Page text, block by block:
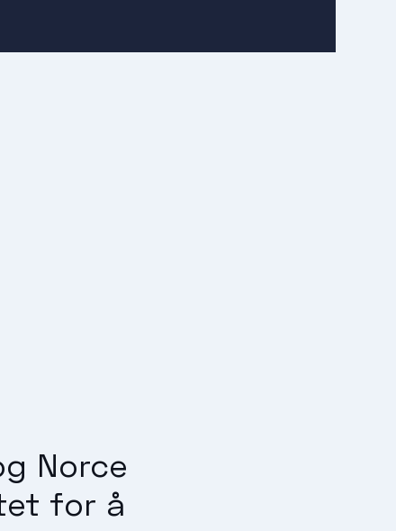
Norce
for å